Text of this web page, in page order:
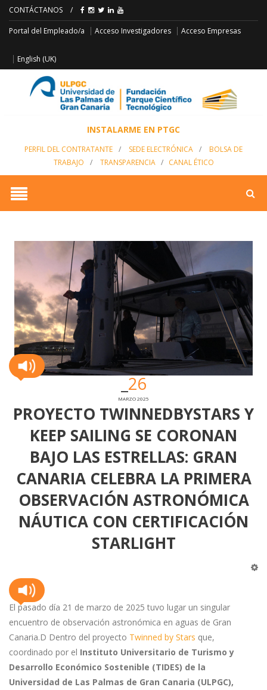
CONTÁCTANOS /
Portal del Empleado/a Acceso Investigadores Acceso Empresas
English (UK)
INSTALARME EN PTGC
PERFIL DEL CONTRATANTE / SEDE ELECTRÓNICA /
BOLSA DE
TRABAJO
/ TRANSPARENCIA/ CANAL ÉTICO
26
MARZO 2025
PROYECTO TWINNEDBYSTARS Y
KEEP SAILING SE CORONAN
BAJO LAS ESTRELLAS: GRAN
CANARIA CELEBRA LA PRIMERA
OBSERVACIÓN ASTRONÓMICA
NÁUTICA CON CERTIFICACIÓN
STARLIGHT
El pasado día 21 de marzo de 2025 tuvo lugar un singular
encuentro de observación astronómica en aguas de Gran
Canaria.D Dentro del proyecto Twinned by Stars que,
coordinado por el Instituto Universitario de Turismo y
Desarrollo Económico Sostenible (TIDES) de la
Universidad de Las Palmas de Gran Canaria (ULPGC),